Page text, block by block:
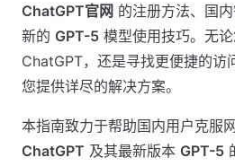
ChatGPT官网 的注册方法、国
新的 GPT-5 模型使用技巧。无
ChatGPT，还是寻找更便捷的访
您提供详尽的解决方案。
本指南致力于帮助国内用户克服
ChatGPT 及其最新版本 GPT-5